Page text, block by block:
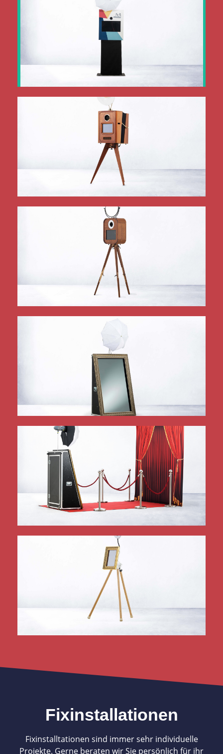
fotoBOOX
Unser vielseitiges Standard-Modell
mehr Infos
luxuryBOOX
Die fotoBOOX im historischen Kleid
mehr Infos
luxuryBOOX Mini
Edel und klein
mehr Infos
fotoSPIEGEL
Der fotografierende Spiegel
mehr Infos
fotoSPIEGEL GALA
Starfeeling für Ihre Gäste!
iPadBOOX
Die kleinste Lösung, auch zum Einbau!
mehr Infos
Fixinstallationen
Fixinstalltationen sind immer sehr individuelle
Projekte. Gerne beraten wir Sie persönlich für ihr